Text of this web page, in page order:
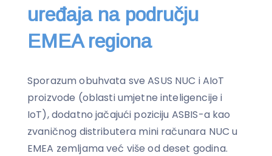
uređaja na području
EMEA regiona
Sporazum obuhvata sve ASUS NUC i AIoT
proizvode (oblasti umjetne inteligencije i
IoT), dodatno jačajući poziciju ASBIS-a kao
zvaničnog distributera mini računara NUC u
EMEA zemljama već više od deset godina.